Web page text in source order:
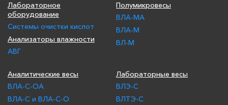
Лабораторное
оборудование
Системы очистки кислот
Анализаторы влажности
АВГ
Полумикровесы
ВЛА-МА
ВЛА-М
ВЛ-М
Аналитические весы
ВЛА-С-ОА
ВЛА-С и ВЛА-С-О
Лабораторные весы
ВЛЭ-С
ВЛТЭ-С